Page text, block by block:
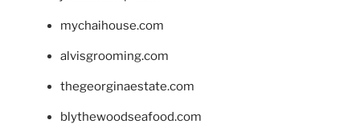
mychaihouse.com
alvisgrooming.com
thegeorginaestate.com
blythewoodseafood.com